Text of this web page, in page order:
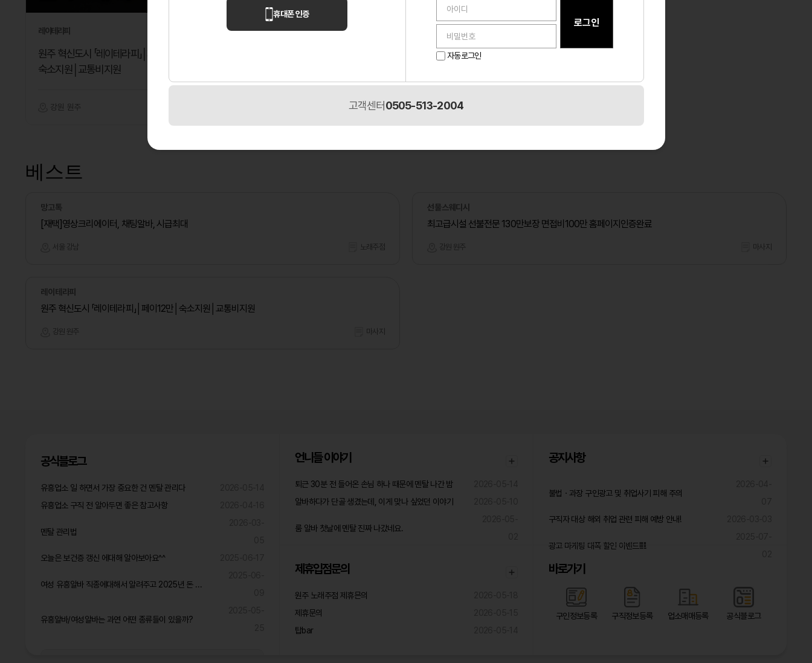
레이테라피
원주 혁신도시 「레이테라피」│페이12만│
숙소지원│교통비지원
강원 원주
헤븐
마사지
다온테라피
깨끗한 분위기의 샵 상시모집
대전 대덕구
베스트
망고톡
[재택]영상크리에이터, 채팅알바, 시급최대
서울 강남 노래주점
선물스웨디시
최고급시설 선불전문 130만보장 면접비100만 홈페이지인증완료
강원 원주 마사지
레이테라피
원주 혁신도시 「레이테라피」│페이12만│숙소지원│교통비지원
강원 원주 마사지
공식블로그
유흥업소 일 하면서 가장 중요한 건 멘탈 관리다
유흥업소 구직 전 알아두면 좋은 참고사항
멘탈 관리법
오늘은 보건증 갱신 에대해 알아보아요^^
여성 유흥알바 직종에대해서 알려주고 2025년 돈 많이 벌것같은 직종은?
유흥알바/여성알바는 과연 어떤 종류들이 있을까?
언니들 이야기
퇴근 30분 전 들어온 손님 하나 때문에 멘탈 나간 밤
알바하다가 단골 생겼는데, 이게 맞나 싶었던 이야기
룸 알바 첫날에 멘탈 진짜 나갔네요.
제휴입점문의
원주 노래주점 제휴믄의
제휴문의
탑bar
공지사항
불법ㆍ과장 구인광고 및 취업사기 피해 주의
구직자 대상 해외 취업 관련 피해 예방 안내!
광고 마케팅 대폭 할인 이벤트!!!!!
바로가기
구인정보등록 구직정보등록 업소매매등록 공식블로그
휴대폰 인증
자동로그인
고객센터0505-513-2004